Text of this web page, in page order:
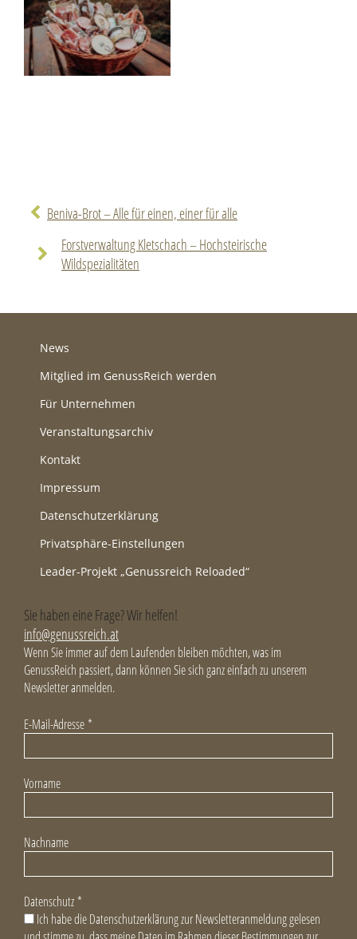
Beniva-Brot – Alle für einen, einer für alle
Forstverwaltung Kletschach – Hochsteirische
Wildspezialitäten
News
Mitglied im GenussReich werden
Für Unternehmen
Veranstaltungsarchiv
Kontakt
Impressum
Datenschutzerklärung
Privatsphäre-Einstellungen
Leader-Projekt „Genussreich Reloaded“
Sie haben eine Frage? Wir helfen!
info@genussreich.at
Wenn Sie immer auf dem Laufenden bleiben möchten, was im
GenussReich passiert, dann können Sie sich ganz einfach zu unserem
Newsletter anmelden.
E-Mail-Adresse *
Vorname
Nachname
Datenschutz *
Ich habe die Datenschutzerklärung zur Newsletteranmeldung gelesen